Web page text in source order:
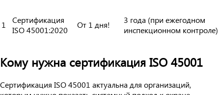
1
Сертификация
ISO 45001:2020
От 1 дня!
3 года (при ежегодном
инспекционном контроле)
Кому нужна сертификация ISO 45001
Сертификация ISO 45001 актуальна для организаций,